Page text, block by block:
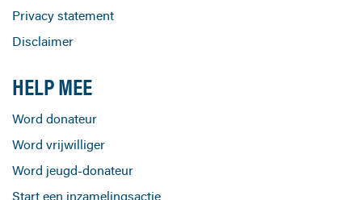
Privacy statement
Disclaimer
HELP MEE
Word donateur
Word vrijwilliger
Word jeugd-donateur
Start een inzamelingsactie